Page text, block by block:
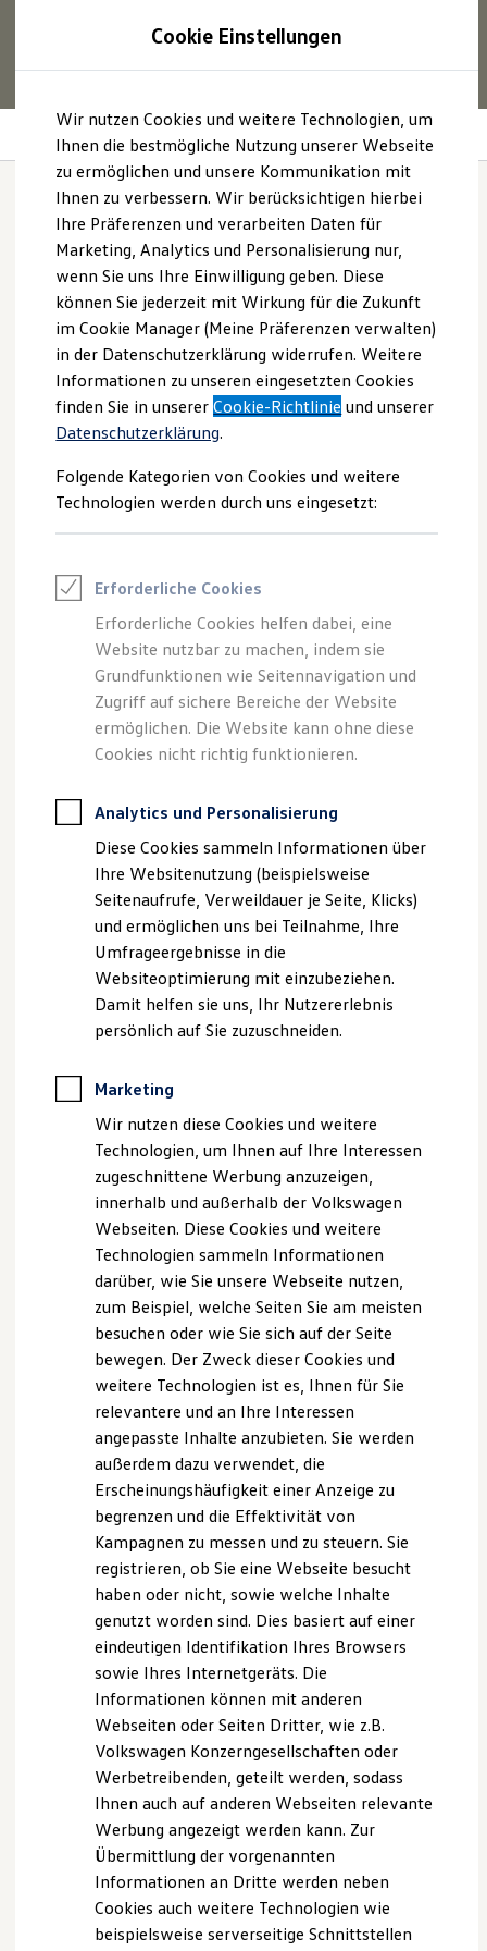
Hauptinhalt
springen
Footer
springen
Profitieren Sie von bis zu6.000 € 1
VolkswagenID. oder
Hybridmodelle.
Mehr zur E‑Auto-Förderung
Modelle und Konfigurator
Konfigurator
Modelle vergleichen
Konfiguration laden
Autosuche
Elektroautos
ENERGY Sondermodelle
Nutzfahrzeuge
SUV und CUV
Familienautos
Kombis
Kompaktwagen
Sportwagen
Schnell verfügbare Fahrzeuge
Angebote und Produkte
Aktuelle Angebote
E-Auto-Förderung
Volkswagen Marktplatz
Elektromobilität bei Gebrauchtwagen
Saisonangebote
Reifenpakete
Leasing
Leasing-Angebote
Gebrauchtwagen Leasing
Junge Gebrauchtwagen-Leasing
Elektroauto Leasing
Kleinwagen-Leasing
Autokredit mit Schlussrate
Versicherungen und Garantien
Kfz-Versicherung
Restschuldversicherungen
Garantien
Wartungsverträge
Geschäftskunden
Professional Class bei Volkswagen
Großkunden
Behörden
Direktkunden
Sonderfahrzeuge
Elektromobilität
Elektroautos
Elektrofahrzeugkonzepte
ID. EVERY1
Reichweite
Reichweite der ID. Modelle
Reichweite im Winter
Rekuperation
Laden
Laden unterwegs
Laden Zuhause
Ladestationen finden
Ladezeitensimulator
Sicherheit
Garantie und Lebensdauer
Nachhaltigkeit
Kosten und Kauf
Verbrauchskosten
Kaufoptionen
E-Auto-Förderung
Software und Konnektivität
Die ID. Software 6
ID. Software Versionen und Updates
Digitale Extras
Schnittstellen zu Ihrem ID.
Hybridautos
Marke und Erlebnis
Volkswagen R und R Experience
R-Modelle
R Experience
Driving Experience
Werkbesichtigung
Factory visit
Lifestyle Shop
Golf Kollektion
ID. Kollektion
Volkswagen Kollektion
GTI Kollektion
Fußball Drop
Wellness In-Car App
Die Entspannung
steigt.
, 1 von 2 , 2 von 2
Mit der Wellness In-Car App
wird jede Fahrt, Pause oder
Ladezeit zu einer kleinen Auszeit. Je nach Ausstattung
verbindet Ihr ID. Licht, Klimatisierung, Sound und – wenn
verfügbar – Massagefunktionen zu einem harmonischen
Wohlfühlerlebnis. Egal, ob Sie neue Energie sammeln, zur
Ruhe kommen oder zwischendurch bewusst abschalten
möchten: Ihr ID. schafft dafür den passenden Rahmen.
Diese Programme stehen Ihnen zur Verfügung:
Fresh Up
Belebende Farbwelten, eine frische
Klimatisierung und angenehm abgestimmte
Komfort-Einstellungen.
Calm Down
Kurz entspannen und durchatmen – mit vier
wählbaren Laufzeiten: 3, 5, 10 oder 20 Minuten.
Breathe In
Geführte Atemübungen, bei denen Ihr ID.
„mitatmet“ – sechs unterschiedliche Sequenzen
stehen zur Auswahl, unterstützt von Licht, Sound
und optionaler Massage.
Power Break
Ideal für Park- und Ladepausen: mehrere
Laufzeiten sind einstellbar (10, 15, 20, 25 oder 30
Minuten). Die Funktion Rest & Recharge weckt
die Insassen auf Wunsch pünktlich zum Ladeende
– im Intervall von 10 bis 45 Minuten.
Stretch Out
Sanfte Lockerungsübungen für unterwegs – fünf
verschiedene Einheiten für unterschiedliche
Cookie Einstellungen
Wir nutzen Cookies und weitere Technologien, um
Ihnen die bestmögliche Nutzung unserer Webseite
zu ermöglichen und unsere Kommunikation mit
Ihnen zu verbessern. Wir berücksichtigen hierbei
Ihre Präferenzen und verarbeiten Daten für
Marketing, Analytics und Personalisierung nur,
wenn Sie uns Ihre Einwilligung geben. Diese
können Sie jederzeit mit Wirkung für die Zukunft
im Cookie Manager (Meine Präferenzen verwalten)
in der Datenschutzerklärung widerrufen. Weitere
Informationen zu unseren eingesetzten Cookies
finden Sie in unsererCookie-Richtlinie und unserer
Datenschutzerklärung.
Folgende Kategorien von Cookies und weitere
Technologien werden durch uns eingesetzt:
Erforderliche Cookies
Erforderliche Cookies helfen dabei, eine
Website nutzbar zu machen, indem sie
Grundfunktionen wie Seitennavigation und
Zugriff auf sichere Bereiche der Website
ermöglichen. Die Website kann ohne diese
Cookies nicht richtig funktionieren.
Analytics und Personalisierung
Diese Cookies sammeln Informationen über
Ihre Websitenutzung (beispielsweise
Seitenaufrufe, Verweildauer je Seite, Klicks)
und ermöglichen uns bei Teilnahme, Ihre
Umfrageergebnisse in die
Websiteoptimierung mit einzubeziehen.
Damit helfen sie uns, Ihr Nutzererlebnis
persönlich auf Sie zuzuschneiden.
Marketing
Wir nutzen diese Cookies und weitere
Technologien, um Ihnen auf Ihre Interessen
zugeschnittene Werbung anzuzeigen,
innerhalb und außerhalb der Volkswagen
Webseiten. Diese Cookies und weitere
Technologien sammeln Informationen
darüber, wie Sie unsere Webseite nutzen,
zum Beispiel, welche Seiten Sie am meisten
besuchen oder wie Sie sich auf der Seite
bewegen. Der Zweck dieser Cookies und
weitere Technologien ist es, Ihnen für Sie
relevantere und an Ihre Interessen
angepasste Inhalte anzubieten. Sie werden
außerdem dazu verwendet, die
Erscheinungshäufigkeit einer Anzeige zu
begrenzen und die Effektivität von
Kampagnen zu messen und zu steuern. Sie
registrieren, ob Sie eine Webseite besucht
haben oder nicht, sowie welche Inhalte
genutzt worden sind. Dies basiert auf einer
eindeutigen Identifikation Ihres Browsers
sowie Ihres Internetgeräts. Die
Informationen können mit anderen
Webseiten oder Seiten Dritter, wie z.B.
Volkswagen Konzerngesellschaften oder
Werbetreibenden, geteilt werden, sodass
Ihnen auch auf anderen Webseiten relevante
Werbung angezeigt werden kann. Zur
Übermittlung der vorgenannten
Informationen an Dritte werden neben
Cookies auch weitere Technologien wie
beispielsweise serverseitige Schnittstellen